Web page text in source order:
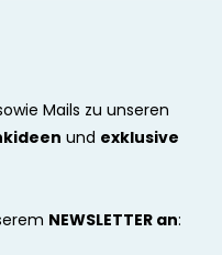
Mails zu unseren
und exklusive
NEWSLETTER an: